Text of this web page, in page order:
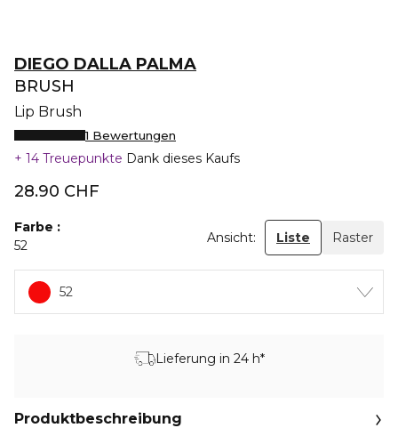
DIEGO DALLA PALMA
BRUSH
Lip Brush
1 Bewertungen
14 Treuepunkte Dank dieses Kaufs
28.90 CHF
Farbe
52
Ansicht: Liste Raster
52
Lieferung in 24 h*
Produktbeschreibung